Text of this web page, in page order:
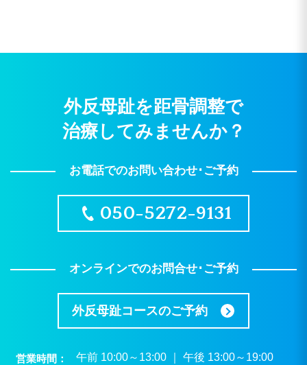
外反母趾を距骨調整で
治療してみませんか？
お電話でのお問い合わせ･ご予約
050-5272-9131
オンラインでのお問合せ･ご予約
外反母趾コースのご予約
営業時間 午前 10:00～13:00 ｜ 午後 13:00～19:00